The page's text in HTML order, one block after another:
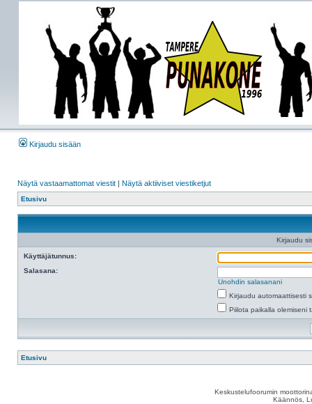
Kirjaudu sisään
Näytä vastaamattomat viestit | Näytä aktiiviset viestiketjut
Etusivu
Kirjaudu
Käyttäjätunnus:
Salasana:
Unohdin salasanani
Kirjaudu automaattisesti
Piilota paikalla olemiseni
Etusivu
Keskustelufoorumin
Käännös,